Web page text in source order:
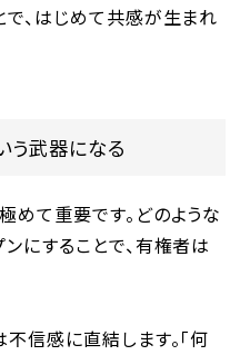
、はじめて共感が生まれ
う武器になる
て重要です。どのような
にすることで、有権者は
信感に直結します。「何